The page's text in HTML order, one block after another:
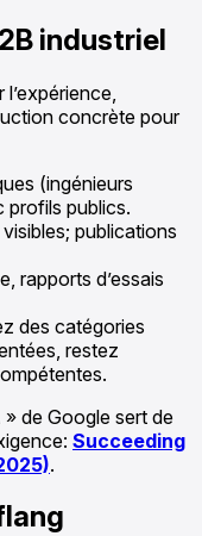
industriel
concrète pour
(ingénieurs
profils publics.
publications
rapports d’essais
des catégories
restez
de Google sert de
Succeeding
.